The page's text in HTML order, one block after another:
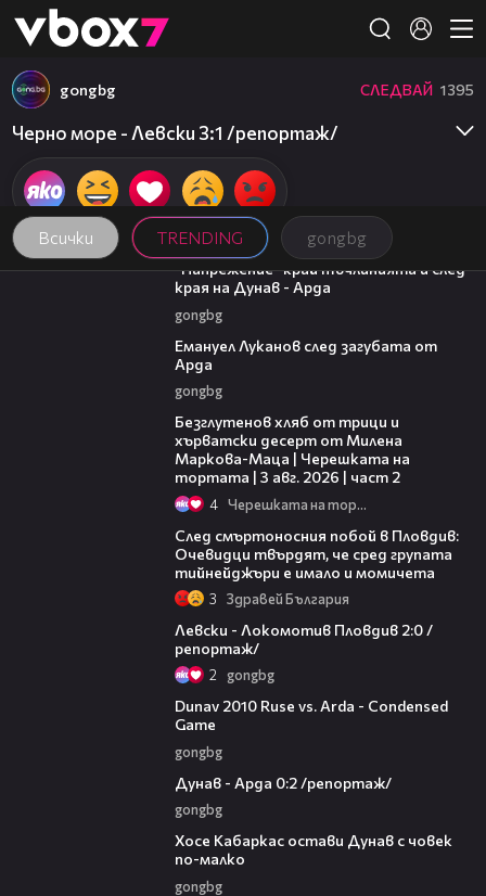
👾
Всички TRENDING gongbg
gongbg СЛЕДВАЙ 1395
Черно море - Левски 3:1 /репортаж/
00:37
"Напрежение" край тъчлинията и след
края на Дунав - Арда
gongbg
Емануел Луканов след загубата от
Арда
gongbg
Безглутенов хляб от трици и
хърватски десерт от Милена
Маркова-Маца | Черешката на
тортата | 3 авг. 2026 | част 2
4 Черешката на тортата
След смъртоносния побой в Пловдив:
Очевидци твърдят, че сред групата
тийнейджъри е имало и момичета
3 Здравей България
Левски - Локомотив Пловдив 2:0 /
репортаж/
2 gongbg
Dunav 2010 Ruse vs. Arda - Condensed
Game
gongbg
Дунав - Арда 0:2 /репортаж/
gongbg
Хосе Кабаркас остави Дунав с човек
по-малко
gongbg